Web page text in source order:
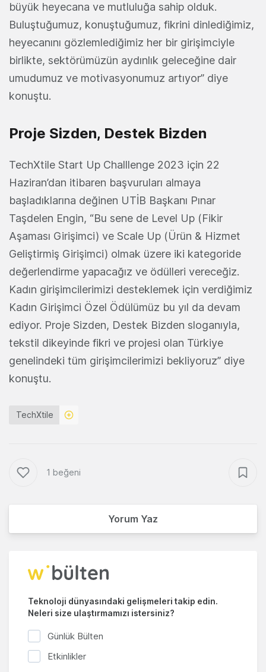
büyük heyecana ve mutluluğa sahip olduk.
Buluştuğumuz, konuştuğumuz, fikrini dinlediğimiz,
heyecanını gözlemlediğimiz her bir girişimciyle
birlikte, sektörümüzün aydınlık geleceğine dair
umudumuz ve motivasyonumuz artıyor” diye
konuştu.
Proje Sizden, Destek Bizden
TechXtile Start Up Challlenge 2023 için 22
Haziran’dan itibaren başvuruları almaya
başladıklarına değinen UTİB Başkanı Pınar
Taşdelen Engin, “Bu sene de Level Up (Fikir
Aşaması Girişimci) ve Scale Up (Ürün & Hizmet
Geliştirmiş Girişimci) olmak üzere iki kategoride
değerlendirme yapacağız ve ödülleri vereceğiz.
Kadın girişimcilerimizi desteklemek için verdiğimiz
Kadın Girişimci Özel Ödülümüz bu yıl da devam
ediyor. Proje Sizden, Destek Bizden sloganıyla,
tekstil dikeyinde fikri ve projesi olan Türkiye
genelindeki tüm girişimcilerimizi bekliyoruz” diye
konuştu.
TechXtile
1 beğeni
Yorum Yaz
Teknoloji dünyasındaki gelişmeleri takip edin.
Neleri size ulaştırmamızı istersiniz?
Günlük Bülten
Etkinlikler